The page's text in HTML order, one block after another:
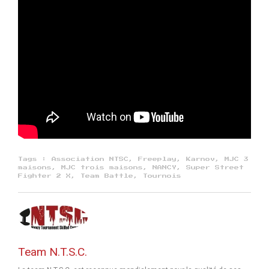
Tags : Association NTSC , Freeplay , Karnov ,
MJC 3
maisons , MJC trois maisons , NANCY , Super Street
Fighter 2 X , Team Battle , Tournois
Team N.T.S.C.